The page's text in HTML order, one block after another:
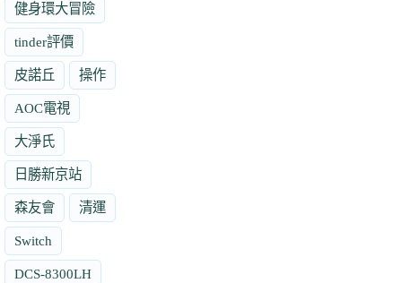
健身環大冒險
tinder評價
皮諾丘 操作
AOC電視
大淨氏
日勝新京站
森友會 清運
Switch
DCS-8300LH